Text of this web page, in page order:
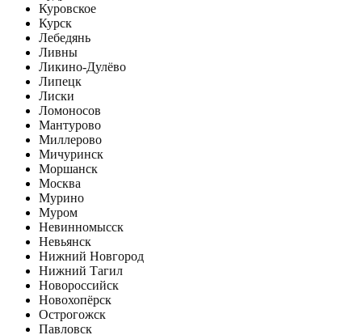
Куровское
Курск
Лебедянь
Ливны
Ликино-Дулёво
Липецк
Лиски
Ломоносов
Мантурово
Миллерово
Мичуринск
Моршанск
Москва
Мурино
Муром
Невинномысск
Невьянск
Нижний Новгород
Нижний Тагил
Новороссийск
Новохопёрск
Острогожск
Павловск